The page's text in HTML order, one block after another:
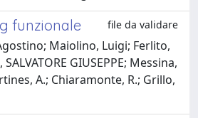
funzionale file da validare
Maiolino, Luigi; Ferlito,
GIUSEPPE; Messina,
A.; Chiaramonte, R.; Grillo,